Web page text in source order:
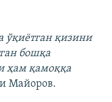
ўқиётган қизини
бошқа
ҳам қамоққа
Майоров.